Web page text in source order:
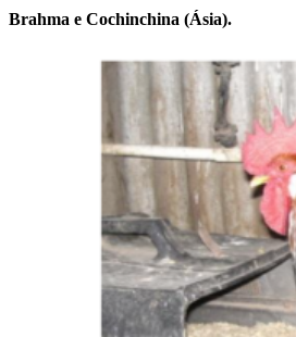
Brahma e Cochinchina (Ásia).